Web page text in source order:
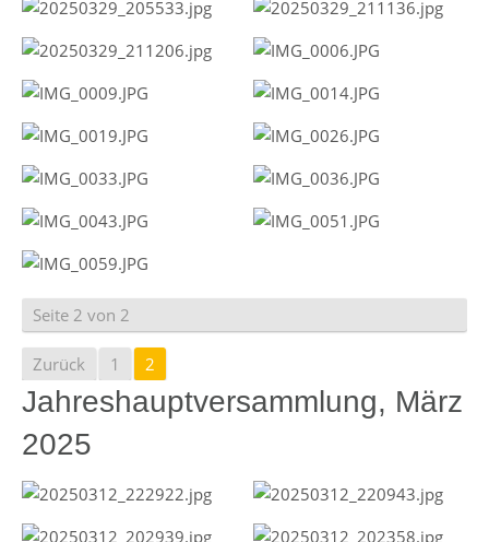
Seite 2 von 2
Zurück 1 2
Jahreshauptversammlung, März
2025